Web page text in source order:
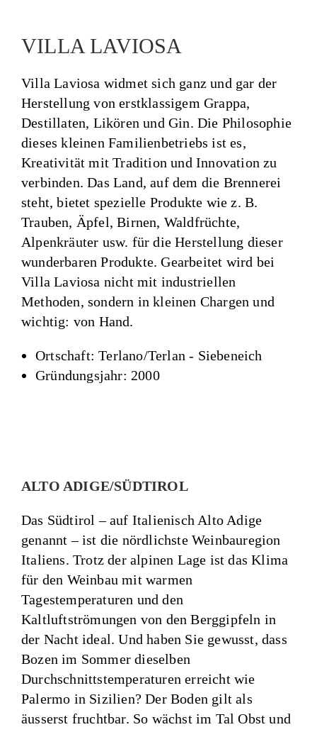
VILLA LAVIOSA
Villa Laviosa widmet sich ganz und gar der
Herstellung von erstklassigem Grappa,
Destillaten, Likören und Gin. Die Philosophie
dieses kleinen Familienbetriebs ist es,
Kreativität mit Tradition und Innovation zu
verbinden. Das Land, auf dem die Brennerei
steht, bietet spezielle Produkte wie z. B.
Trauben, Äpfel, Birnen, Waldfrüchte,
Alpenkräuter usw. für die Herstellung dieser
wunderbaren Produkte. Gearbeitet wird bei
Villa Laviosa nicht mit industriellen
Methoden, sondern in kleinen Chargen und
wichtig: von Hand.
Ortschaft: Terlano/Terlan - Siebeneich
Gründungsjahr: 2000
ALTO ADIGE/SÜDTIROL
Das Südtirol – auf Italienisch Alto Adige
genannt – ist die nördlichste Weinbauregion
Italiens. Trotz der alpinen Lage ist das Klima
für den Weinbau mit warmen
Tagestemperaturen und den
Kaltluftströmungen von den Berggipfeln in
der Nacht ideal. Und haben Sie gewusst, dass
Bozen im Sommer dieselben
Durchschnittstemperaturen erreicht wie
Palermo in Sizilien? Der Boden gilt als
äusserst fruchtbar. So wächst im Tal Obst und